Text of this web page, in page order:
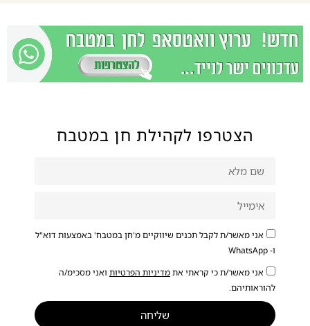
הצטרפו לקהילת חן במטבח
אני מאשר/ת לקבל תכנים שיווקיים מ'חן במטבח' באמצעות דוא"ל
ו- WhatsApp
אני מאשר/ת כי קראתי אתמדיניות הפרטיות ואני מסכימ/ה
להוראותיהם.
שליחה